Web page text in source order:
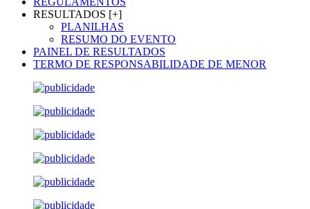
RESULTADOS [+]
PLANILHAS
RESUMO DO EVENTO
PAINEL DE RESULTADOS
TERMO DE RESPONSABILIDADE DE MENOR